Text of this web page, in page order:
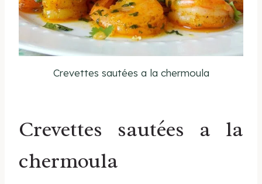
Crevettes sautées a la chermoula
Crevettes sautées a la
chermoula